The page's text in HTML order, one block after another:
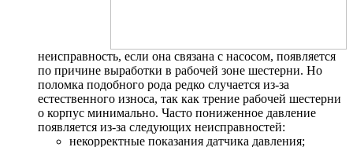
неисправность, если она связана с насосом, появляется
по причине выработки в рабочей зоне шестерни. Но
поломка подобного рода редко случается из-за
естественного износа, так как трение рабочей шестерни
о корпус минимально. Часто пониженное давление
появляется из-за следующих неисправностей:
некорректные показания датчика давления;